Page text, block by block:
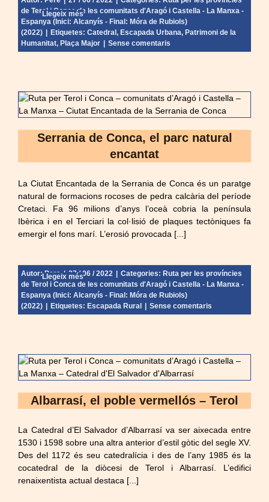
de Terol i Conca de les comunitats d'Aragó i Castella - La Manxa -
Espanya (Inici: Alcanyís - Final: Móra de Rubiols)
(2022)
Etiquetes: Catedral , Escapada Urbana, Patrimoni de la
Humanitat, Plaça Major Sense comentaris
Llegeix més
Serrania de Conca, el parc natural
encantat
La Ciutat Encantada de la Serrania de Conca és un paratge
natural de formacions rocoses de pedra calcària del període
Cretaci. Fa 96 milions d’anys l’oceà cobria la península
Ibèrica i en el Terciari la col·lisió de plaques tectòniques fa
emergir el fons marí. L’erosió provocada [...]
Autor:Pere | 27 / 06 / 2022 Categories: Ruta per les províncies
de Terol i Conca de les comunitats d'Aragó i Castella - La Manxa -
Espanya (Inici: Alcanyís - Final: Móra de Rubiols)
(2022)
Etiquetes: Escapada Rural Sense comentaris
Llegeix més
Albarrasí, el poble vermellós – Terol
La Catedral d’El Salvador d’Albarrasí va ser aixecada entre
1530 i 1598 sobre una altra anterior d’estil gòtic del segle XV.
Des del 1172 és seu catedralícia i des de l’any 1985 és la
cocatedral de la diòcesi de Terol i Albarrasí. L’edifici
renaixentista actual destaca [...]